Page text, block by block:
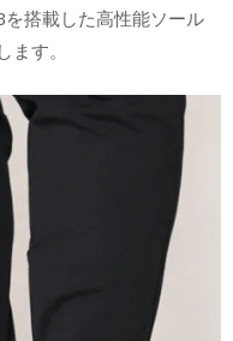
搭載した高性能ソール
す。